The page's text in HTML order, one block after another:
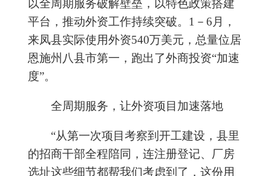
以全周期服务破解壁垒，以特色政策搭建
平台，推动外资工作持续突破。1－6月，
来凤县实际使用外资540万美元，总量位居
恩施州八县市第一，跑出了外商投资“加速
度”。
全周期服务，让外资项目加速落地
“从第一次项目考察到 开工建设，县里
的招商干部全程陪同 ，连注册登记、厂房
选址这些细节都帮我们考虑到了，这份用